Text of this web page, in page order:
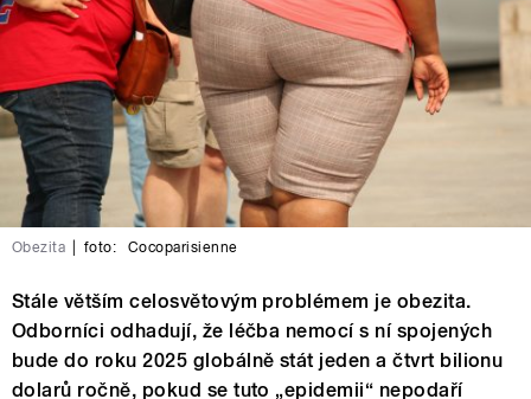
Obezita foto: Cocoparisienne
Stále větším celosvětovým problémem je obezita.
Odborníci odhadují, že léčba nemocí s ní spojených
bude do roku 2025 globálně stát jeden a čtvrt bilionu
dolarů ročně, pokud se tuto „epidemii“ nepodaří